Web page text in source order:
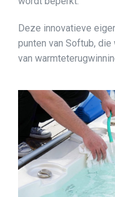
Deze innovatieve
punten van Softub,
van